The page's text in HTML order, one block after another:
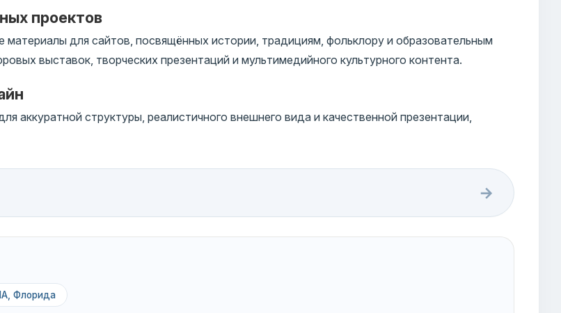
проектов
для сайтов, посвящённых истории, традициям, фольклору и образовательным
выставок, творческих презентаций и мультимедийного культурного контента.
структуры, реалистичного внешнего вида и качественной презентации,
→
Флорида